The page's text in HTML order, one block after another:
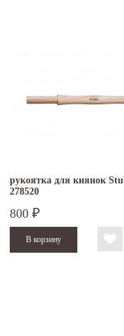
рукоятка для киянок
278520
800 ₽